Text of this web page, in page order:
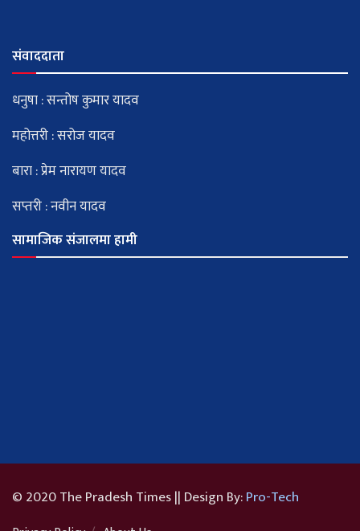
संवाददाता
धनुषा : सन्तोष कुमार यादव
महोत्तरी : सरोज यादव
बारा : प्रेम नारायण यादव
सप्तरी : नवीन यादव
सामाजिक संजालमा हामी
© 2020 The Pradesh Times || Design By:Pro-Tech